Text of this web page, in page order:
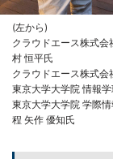
(左から)
クラウドエース株式
村 恒平氏
クラウドエース株式会
東京大学大学院 情報
東京大学大学院 学際
程 矢作 優知氏